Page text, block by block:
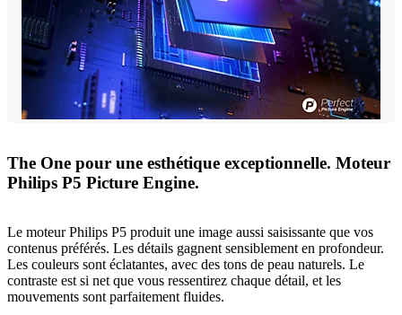
The One pour une esthétique exceptionnelle. Moteur
Philips P5 Picture Engine.
Le moteur Philips P5 produit une image aussi saisissante que vos
contenus préférés. Les détails gagnent sensiblement en profondeur.
Les couleurs sont éclatantes, avec des tons de peau naturels. Le
contraste est si net que vous ressentirez chaque détail, et les
mouvements sont parfaitement fluides.